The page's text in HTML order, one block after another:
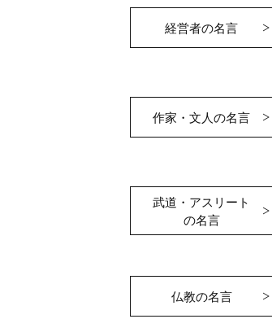
経営者の名言
作家・文人の名言
武道・アスリート
の名言
仏教の名言